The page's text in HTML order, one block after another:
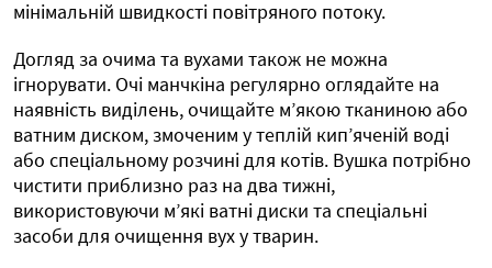
мінімальній швидкості повітряного потоку.
Догляд за очима та вухами також не можна
ігнорувати. Очі манчкіна регулярно оглядайте на
наявність виділень, очищайте м’якою тканиною або
ватним диском, змоченим у теплій кип’яченій воді
або спеціальному розчині для котів. Вушка потрібно
чистити приблизно раз на два тижні,
використовуючи м’які ватні диски та спеціальні
засоби для очищення вух у тварин.